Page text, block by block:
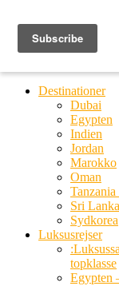
Ring til os
20 66 03 08
Destinationer
Dubai
Egypten
Indien
Jordan
Marokko
Oman
Sri Lanka
Sydkorea
Luksusrejser
topklasse
Egypten